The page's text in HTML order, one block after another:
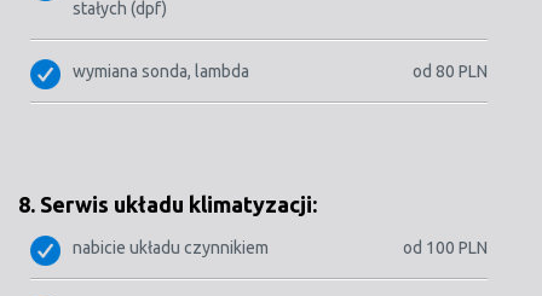
stałych (dpf)
od 80 PLN
wymiana sonda, lambda
8. Serwis układu klimatyzacji:
od 100 PLN
nabicie układu czynnikiem